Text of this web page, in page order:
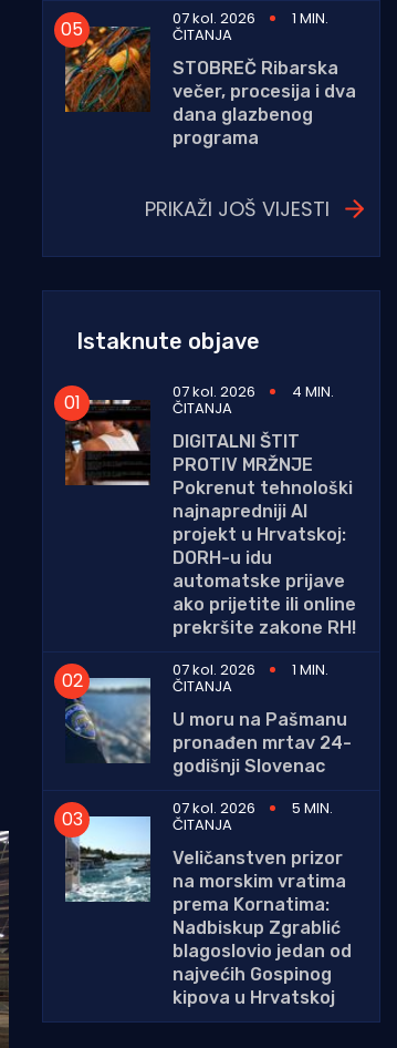
07 kol. 2026
1 MIN.
ČITANJA
STOBREČ Ribarska
večer, procesija i dva
dana glazbenog
programa
PRIKAŽI JOŠ VIJESTI
Istaknute objave
07 kol. 2026 4 MIN.
ČITANJA
DIGITALNI ŠTIT
PROTIV MRŽNJE
Pokrenut tehnološki
najnapredniji AI
projekt u Hrvatskoj:
DORH-u idu
automatske prijave
ako prijetite ili online
prekršite zakone RH!
07 kol. 2026
1 MIN.
ČITANJA
U moru na Pašmanu
pronađen mrtav 24-
godišnji Slovenac
07 kol. 2026
5 MIN.
ČITANJA
Veličanstven prizor
na morskim vratima
prema Kornatima:
Nadbiskup Zgrablić
blagoslovio jedan od
najvećih Gospinog
kipova u Hrvatskoj